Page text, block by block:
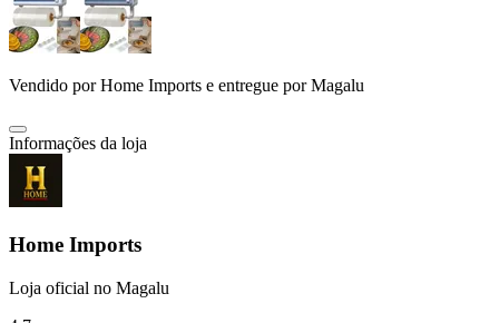
Vendido porHome Imports e entregue por Magalu
Informações da loja
Home Imports
Loja oficial no Magalu